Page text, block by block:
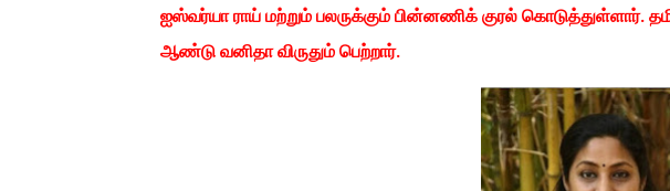
ஐஸ்வர்யா ராய் மற்றும் பலருக்கும் பின்னணிக் குரல் கொடுத்துள்ளார்.
ஆண்டு வனிதா விருதும் பெற்றார்.